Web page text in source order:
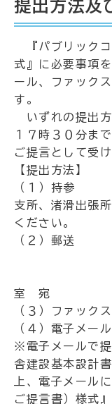
提出方法及
『パブリックコ
式』に必要事項
ール、ファック
す。
いずれの提出方
１７時３０分ま
ご提言として受
【提出方法】
（１）持参
支所、渚滑出張
ください。
（２）郵送
紋別市幸
紋別市役
室 宛
（３）ファック
（４）電子メ
※電子メールで
舎建設基本設計
上、電子メール
ご提言書）様式